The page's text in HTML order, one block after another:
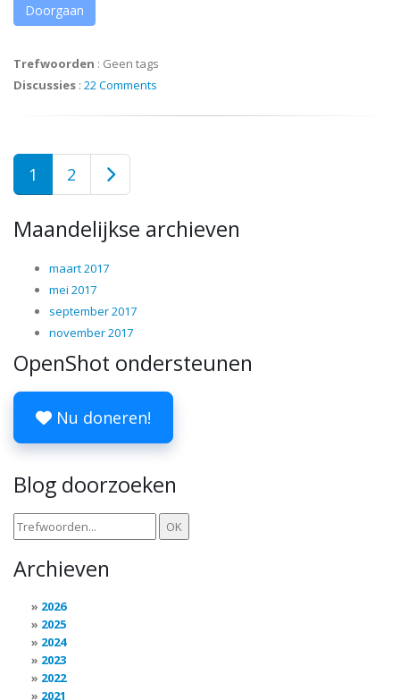
Doorgaan
Trefwoorden : Geen tags
Discussies : 22 Comments
1 2
Maandelijkse archieven
maart 2017
mei 2017
september 2017
november 2017
OpenShot ondersteunen
Nu doneren!
Blog doorzoeken
Archieven
2026
2025
2024
2023
2022
2021